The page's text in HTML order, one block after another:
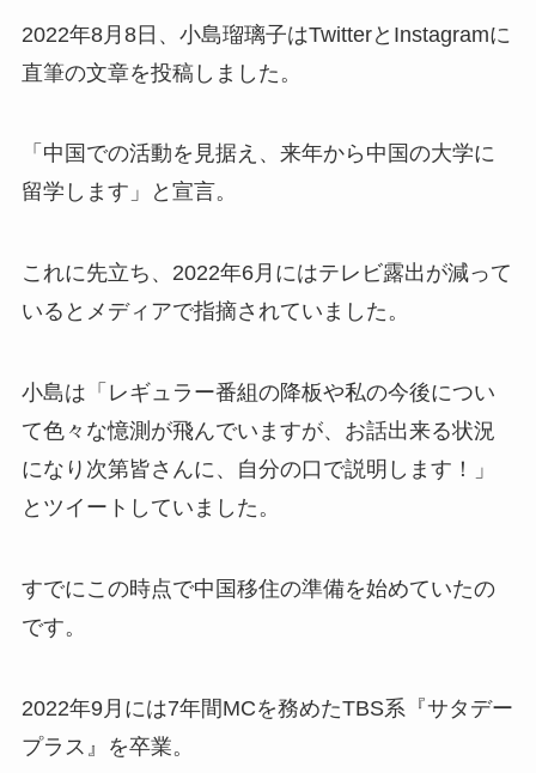
2022年8月8日、小島瑠璃子はTwitterとInstagramに
直筆の文章を投稿しました。​
「中国での活動を見据え、来年から中国の大学に
留学します」と宣言。​
これに先立ち、2022年6月にはテレビ露出が減って
いるとメディアで指摘されていました。​
小島は「レギュラー番組の降板や私の今後につい
て色々な憶測が飛んでいますが、お話出来る状況
になり次第皆さんに、自分の口で説明します！」
とツイートしていました。​
すでにこの時点で中国移住の準備を始めていたの
です。​
2022年9月には7年間MCを務めたTBS系『サタデー
プラス』を卒業。​